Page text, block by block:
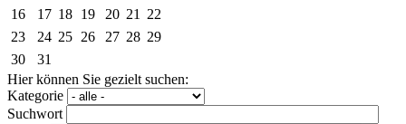
16
17 18 19 20 21
22
23
24 25 26 27 28 29
30
31
Hier können Sie gezielt suchen:
Kategorie
Suchwort